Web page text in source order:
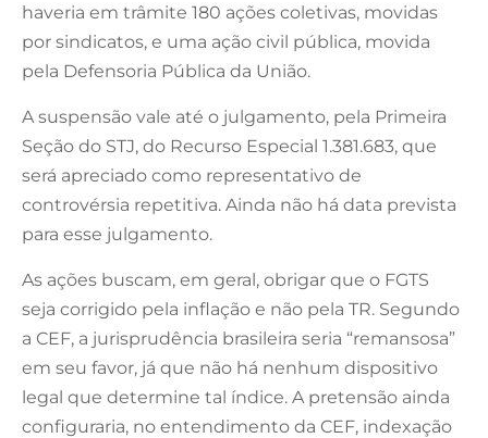
haveria em trâmite 180 ações coletivas, movidas
por sindicatos, e uma ação civil pública, movida
pela Defensoria Pública da União.
A suspensão vale até o julgamento, pela Primeira
Seção do STJ, do Recurso Especial 1.381.683, que
será apreciado como representativo de
controvérsia repetitiva. Ainda não há data prevista
para esse julgamento.
As ações buscam, em geral, obrigar que o FGTS
seja corrigido pela inflação e não pela TR. Segundo
a CEF, a jurisprudência brasileira seria “remansosa”
em seu favor, já que não há nenhum dispositivo
legal que determine tal índice. A pretensão ainda
configuraria, no entendimento da CEF, indexação